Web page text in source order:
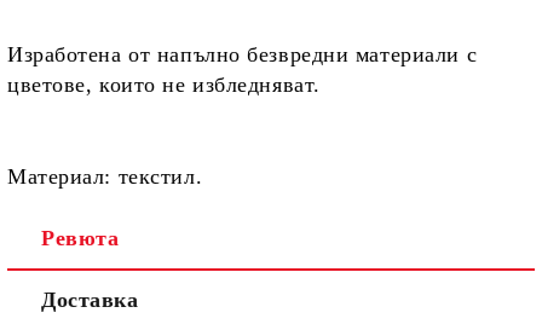
Изработена от напълно безвредни материали с
цветове, които не избледняват.
Материал: текстил.
Ревюта
Доставка